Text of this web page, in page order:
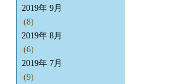
2019年 9月
(8)
2019年 8月
(6)
2019年 7月
(9)